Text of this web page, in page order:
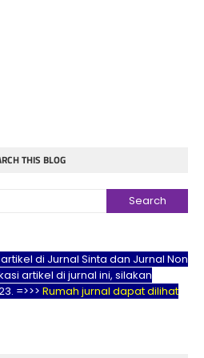
THIS BLOG
di Jurnal Sinta dan Jurnal Non
artikel di jurnal ini, silakan
=>>> Rumah jurnal dapat dilihat